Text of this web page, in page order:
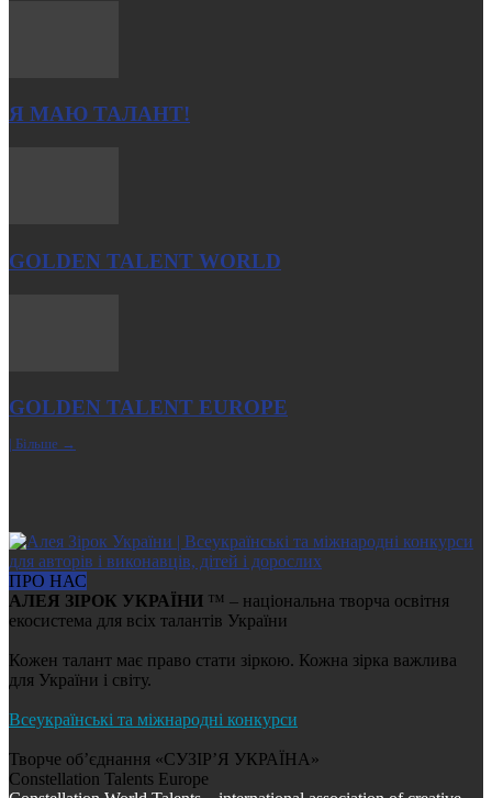
Я МАЮ ТАЛАНТ!
GOLDEN TALENT WORLD
GOLDEN TALENT EUROPE
| Більше →
ПРО НАС
АЛЕЯ ЗІРОК УКРАЇНИ ™ – національна творча освітня
екосистема для всіх талантів України
Кожен талант має право стати зіркою. Кожна зірка важлива
для України і світу.
Всеукраїнські та міжнародні конкурси
Творче об’єднання «СУЗІР’Я УКРАЇНА»
Constellation Talents Europe